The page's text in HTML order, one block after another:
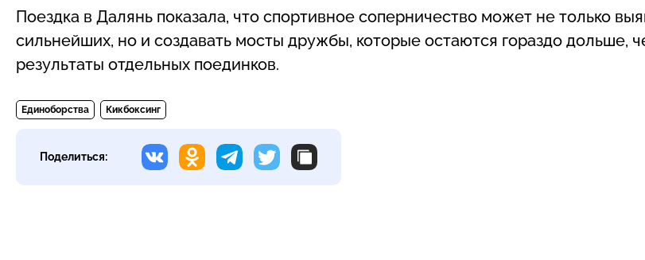
Поездка в Далянь показала, что спортивное соперничество может не только
сильнейших, но и создавать мосты дружбы, которые остаются гораздо дольше,
результаты отдельных поединков.
Единоборства Кикбоксинг
Поделиться: